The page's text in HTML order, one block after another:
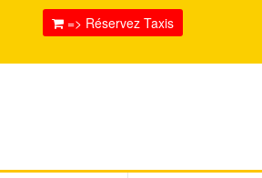
=> Réservez Taxis